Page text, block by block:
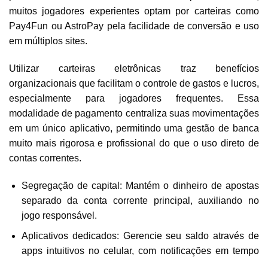
muitos jogadores experientes optam por carteiras como
Pay4Fun ou AstroPay pela facilidade de conversão e uso
em múltiplos sites.
Utilizar carteiras eletrônicas traz benefícios
organizacionais que facilitam o controle de gastos e lucros,
especialmente para jogadores frequentes. Essa
modalidade de pagamento centraliza suas movimentações
em um único aplicativo, permitindo uma gestão de banca
muito mais rigorosa e profissional do que o uso direto de
contas correntes.
Segregação de capital: Mantém o dinheiro de apostas
separado da conta corrente principal, auxiliando no
jogo responsável.
Aplicativos dedicados: Gerencie seu saldo através de
apps intuitivos no celular, com notificações em tempo